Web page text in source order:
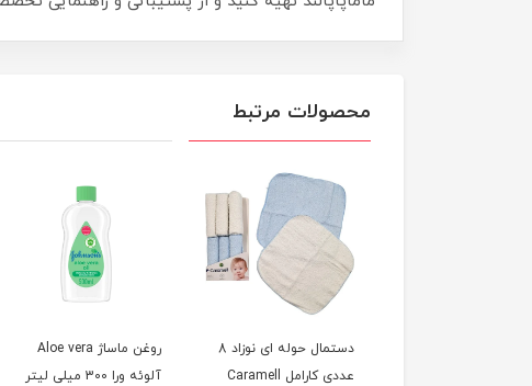
محصولات مرتبط
دستمال حوله ای نوزاد 8
عددی کارامل Caramell
روغن ماساژ Aloe vera
آلوئه ورا 300 میلی لیتر